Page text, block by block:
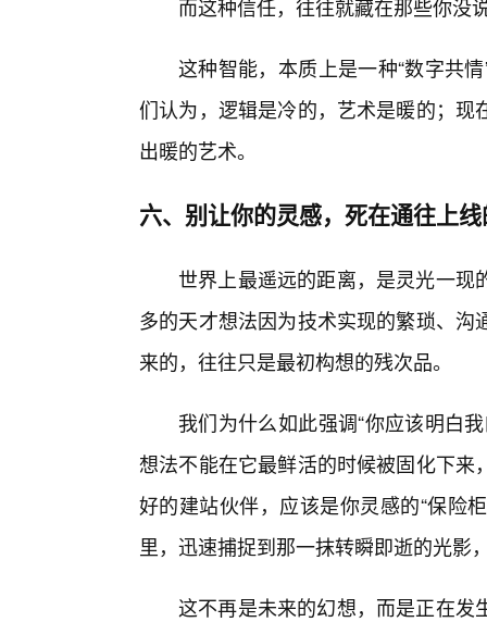
而这种信任，往往就藏在那些你没
这种智能，本质上是一种“数字共
们认为，逻辑是冷的，艺术是暖的；
出暖的艺术。
六、别让你的灵感，死在通往上
世界上最遥远的距离，是灵光一
多的天才想法因为技术实现的繁琐、
来的，往往只是最初构想的残次品。
我们为什么如此强调“你应该明白
想法不能在它最鲜活的时候被固化下
好的建站伙伴，应该是你灵感的“保险
里，迅速捕捉到那一抹转瞬即逝的光影
这不再是未来的幻想，而是正在发